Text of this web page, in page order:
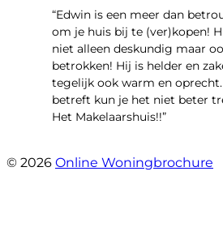
“Edwin is een meer dan
om je huis bij te (ver)kopen!
niet alleen deskundig maar
betrokken! Hij is helder en
tegelijk ook warm en
betreft kun je het niet beter
Het Makelaarshuis!!”
© 2026 Online Woningbrochure